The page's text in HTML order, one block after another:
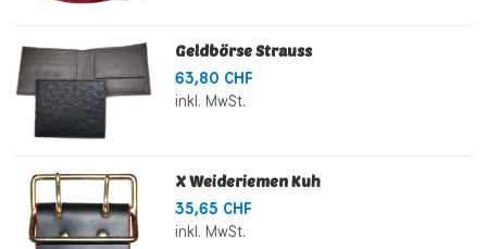
Geldbörse Strauss
63,80 CHF
inkl. MwSt.
X Weideriemen Kuh
35,65 CHF
inkl. MwSt.